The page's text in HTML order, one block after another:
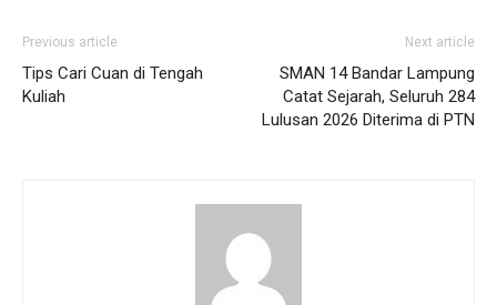
Previous article
Tips Cari Cuan di Tengah
Kuliah
Next article
SMAN 14 Bandar Lampung
Catat Sejarah, Seluruh 284
Lulusan 2026 Diterima di PTN